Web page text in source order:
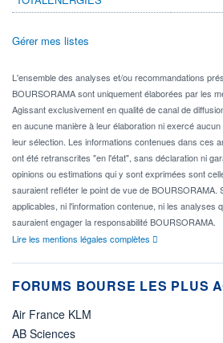
Gérer mes listes
L'ensemble des analyses et/ou recommandations
BOURSORAMA sont uniquement élaborées par les
Agissant exclusivement en qualité de canal de
en aucune manière à leur élaboration ni exercé
leur sélection. Les informations contenues dans ces
ont été retranscrites "en l'état", sans déclaration ni
opinions ou estimations qui y sont exprimées sont
sauraient refléter le point de vue de BOURSORAMA.
applicables, ni l'information contenue, ni les analyses
sauraient engager la responsabilité BOURSORAMA.
Lire les mentions légales complètes
FORUMS BOURSE LES PLUS
Air France KLM
AB Sciences